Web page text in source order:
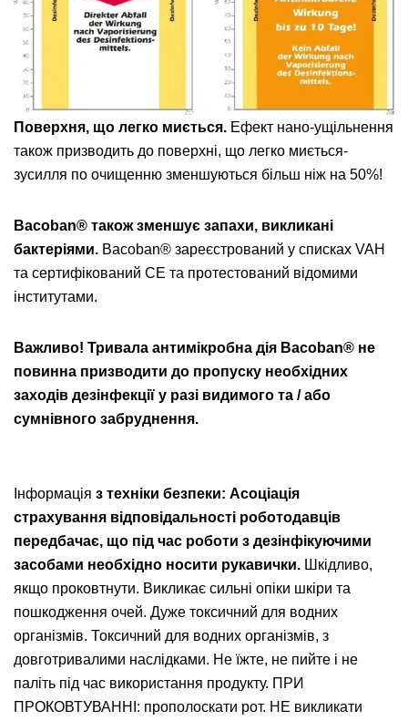
Поверхня, що легко миється. Ефект нано-ущільнення
також призводить до поверхні, що легко миється-
зусилля по очищенню зменшуються більш ніж на 50%!
Bacoban® також зменшує запахи, викликані
бактеріями. Bacoban® зареєстрований у списках VAH
та сертифікований CE та протестований відомими
інститутами.
Важливо! Тривала антимікробна дія Bacoban® не
повинна призводити до пропуску необхідних
заходів дезінфекції у разі видимого та / або
сумнівного забруднення.
Інформація з техніки безпеки: Асоціація
страхування відповідальності роботодавців
передбачає, що під час роботи з дезінфікуючими
засобами необхідно носити рукавички. Шкідливо,
якщо проковтнути. Викликає сильні опіки шкіри та
пошкодження очей. Дуже токсичний для водних
організмів. Токсичний для водних організмів, з
довготривалими наслідками. Не їжте, не пийте і не
паліть під час використання продукту. ПРИ
ПРОКОВТУВАННІ: прополоскати рот. НЕ викликати